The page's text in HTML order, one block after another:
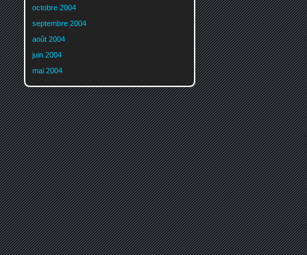
octobre 2004
septembre 2004
août 2004
juin 2004
mai 2004